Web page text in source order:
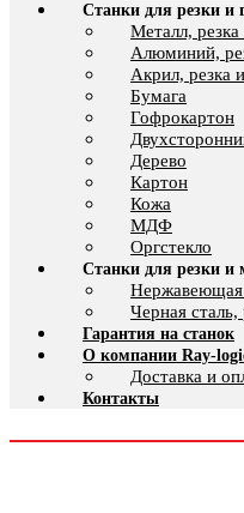
Станки для резки и
Металл, резка
Алюминий,
Акрил, резка
Бумага
Гофрокартон
Дерево
Картон
Кожа
МДФ
Оргстекло
Станки для резки и
Нержавеющая
Черная сталь,
Гарантия на станок
О компании Ray-
Доставка и
Контакты